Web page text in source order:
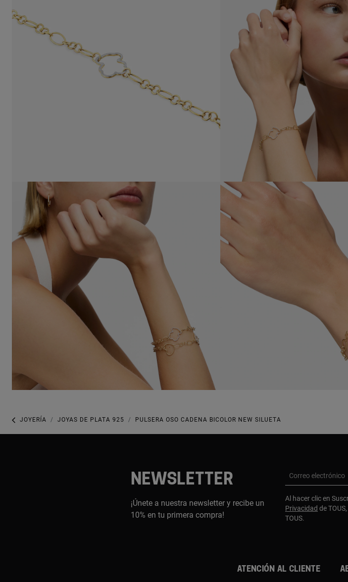
JOYERÍA JOYAS DE PLATA 925 PULSERA OSO CADENA BICOLOR NEW SILUETA
NEWSLETTER
¡Únete a nuestra newsletter y recibe un
10% en tu primera compra!
Correo electrónico
Al hacer clic en
Privacidad de
TOUS.
Atención al cliente